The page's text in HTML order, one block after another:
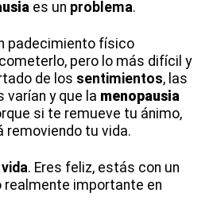
es un problema.
padecimiento físico
pero lo más difícil y
de los sentimientos, las
varían y que la menopausia
si te remueve tu ánimo,
removiendo tu vida.
vida. Eres feliz, estás con un
realmente importante en